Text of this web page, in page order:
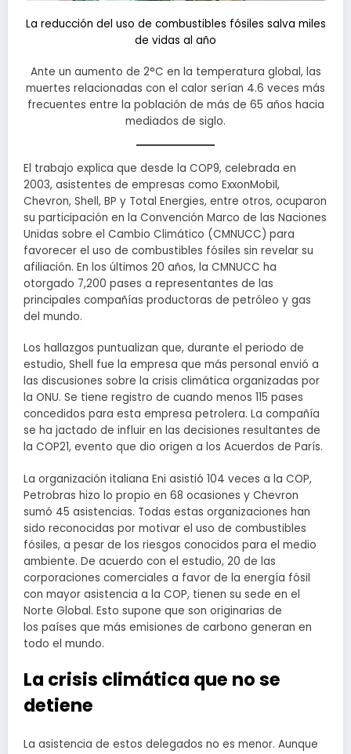
La reducción del uso de combustibles fósiles salva miles
de vidas al año
Ante un aumento de 2°C en la temperatura global, las
muertes relacionadas con el calor serían 4.6 veces más
frecuentes entre la población de más de 65 años hacia
mediados de siglo.
El trabajo explica que desde la COP9, celebrada en
2003, asistentes de empresas como ExxonMobil,
Chevron, Shell, BP y Total Energies, entre otros, ocuparon
su participación en la Convención Marco de las Naciones
Unidas sobre el Cambio Climático (CMNUCC) para
favorecer el uso de combustibles fósiles sin revelar su
afiliación. En los últimos 20 años, la CMNUCC ha
otorgado 7,200 pases a representantes de las
principales compañías productoras de petróleo y gas
del mundo.
Los hallazgos puntualizan que, durante el periodo de
estudio, Shell fue la empresa que más personal envió a
las discusiones sobre la crisis climática organizadas por
la ONU. Se tiene registro de cuando menos 115 pases
concedidos para esta empresa petrolera. La compañía
se ha jactado de influir en las decisiones resultantes de
la COP21, evento que dio origen a los Acuerdos de París.
La organización italiana Eni asistió 104 veces a la COP,
Petrobras hizo lo propio en 68 ocasiones y Chevron
sumó 45 asistencias. Todas estas organizaciones han
sido reconocidas por motivar el uso de combustibles
fósiles, a pesar de los riesgos conocidos para el medio
ambiente. De acuerdo con el estudio, 20 de las
corporaciones comerciales a favor de la energía fósil
con mayor asistencia a la COP, tienen su sede en el
Norte Global. Esto supone que son originarias de
los países que más emisiones de carbono generan en
todo el mundo.
La crisis climática que no se
detiene
La asistencia de estos delegados no es menor. Aunque